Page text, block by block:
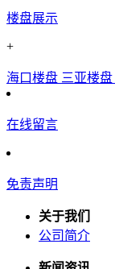
楼盘展示
+
海口楼盘 三亚楼盘
在线留言
免责声明
关于我们
公司简介